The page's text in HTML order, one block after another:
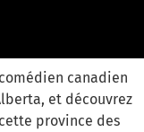
canadien
et découvrez
province des